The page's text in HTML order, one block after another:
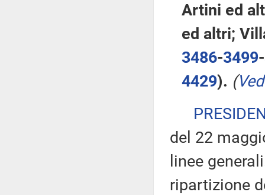
Artini ed
ed altri;
3486-3499-
4429). (
del 22
linee
ripartizione